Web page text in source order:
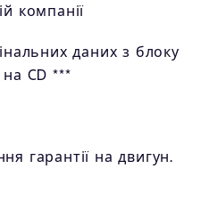
компанії
даних з блоку
CD ***
гарантії на двигун.